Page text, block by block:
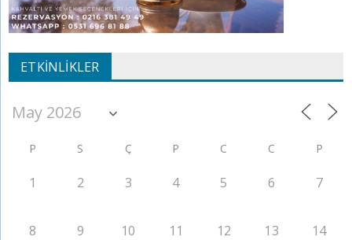
ETKINLIKLER
P S Ç P C C P
1 2 3 4 5 6 7
8 9 10 11 12 13 14